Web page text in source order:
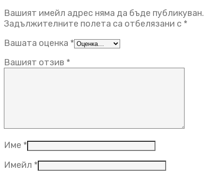
Вашият имейл адрес няма да бъде публикуван.
Задължителните полета са отбелязани с *
Вашата оценка *
Вашият отзив *
Име *
Имейл *